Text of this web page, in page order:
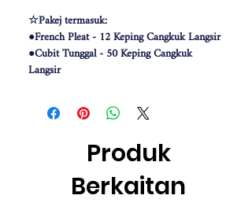
☆Pakej termasuk:
●French Pleat - 12 Keping Cangkuk Langsir
●Cubit Tunggal - 50 Keping Cangkuk
Langsir
Produk
Berkaitan